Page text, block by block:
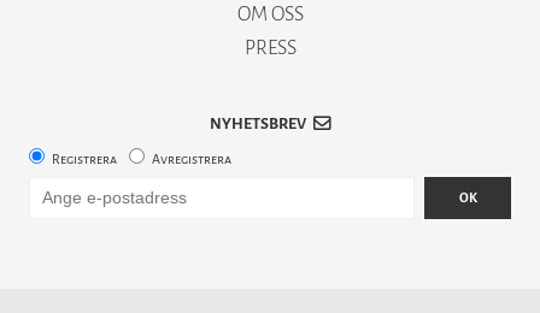
OM OSS
PRESS
NYHETSBREV
Registrera Avregistrera
OK